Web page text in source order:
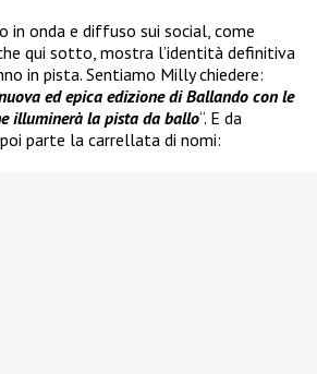
in onda e diffuso sui social, come
qui sotto, mostra l’identità definitiva
in pista. Sentiamo Milly chiedere:
ed epica edizione di Ballando con le
illuminerà la pista da ballo“. E da
parte la carrellata di nomi: